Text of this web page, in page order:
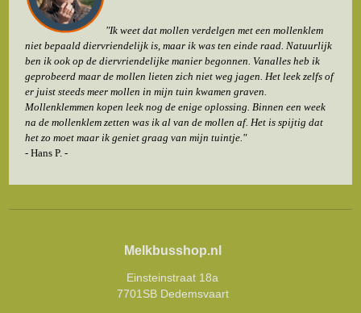
"Ik weet dat mollen verdelgen met een mollenklem
niet bepaald diervriendelijk is, maar ik was ten einde raad. Natuurlijk
ben ik ook op de diervriendelijke manier begonnen. Vanalles heb ik
geprobeerd maar de mollen lieten zich niet weg jagen. Het leek zelfs of
er juist steeds meer mollen in mijn tuin kwamen graven.
Mollenklemmen kopen leek nog de enige oplossing. Binnen een week
na de mollenklem zetten was ik al van de mollen af. Het is spijtig dat
het zo moet maar ik geniet graag van mijn tuintje."
- Hans P. -
Melkbusshop.nl
Einsteinstraat 18a
7701SB Dedemsvaart